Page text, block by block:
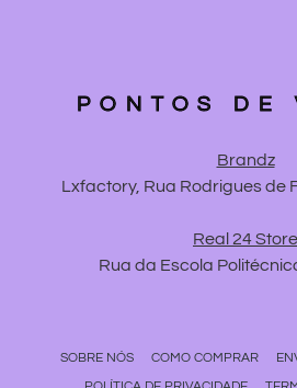
PONTOS DE
Brandz
Lxfactory, Rua Rodrigues de
Real 24 Store
Rua da Escola
SOBRE NÓS COMO COMPRAR